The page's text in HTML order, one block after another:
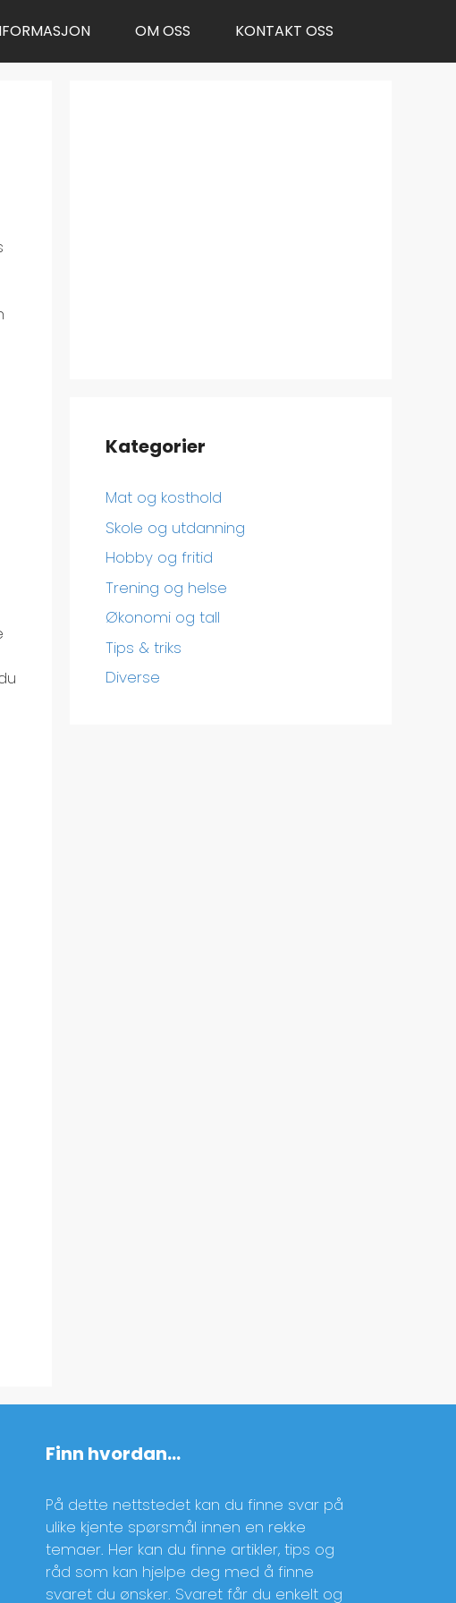
OM OSS KONTAKT OSS
Kategorier
Mat og kosthold
Skole og utdanning
Hobby og fritid
Trening og helse
Økonomi og tall
Tips & triks
Diverse
Finn hvordan…
På dette nettstedet kan du finne svar på
ulike kjente spørsmål innen en rekke
temaer. Her kan du finne artikler, tips og
råd som kan hjelpe deg med å finne
svaret du ønsker. Svaret får du enkelt og